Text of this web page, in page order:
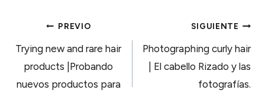
NAVEGACIÓN
DE
PREVIO
Trying new and rare hair
products |Probando
nuevos productos para
SIGUIENTE
Photographing curly hair
| El cabello Rizado y las
fotografías.